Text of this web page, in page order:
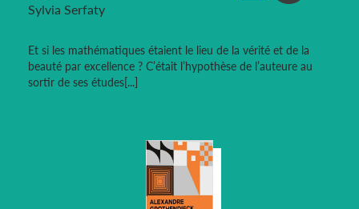
Sylvia Serfaty
Et si les mathématiques étaient le lieu de la vérité et de la
beauté par excellence ? C’était l’hypothèse de l’auteure au
sortir de ses études[...]